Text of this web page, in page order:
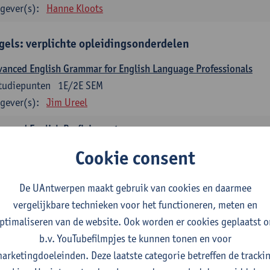
Hanne Kloots
verplichte opleidingsonderdelen
English Grammar for English Language Professionals
1E/2E SEM
Jim Ureel
English Proficiency 1
Jim Ureel Anna Gagiano
English Proficiency 2
2E SEM
studiepunten
Jim Ureel Anna Gagiano
in English 1: Analysing Texts in Context
1E/2E SEM
studiepunten
Cookie consent
De UAntwerpen maakt gebruik van cookies en daarmee
vergelijkbare technieken voor het functioneren, meten en
van de website. Ook worden er cookies geplaatst
b.v. YouTubefilmpjes te kunnen tonen en voor
Deze laatste categorie betreffen de